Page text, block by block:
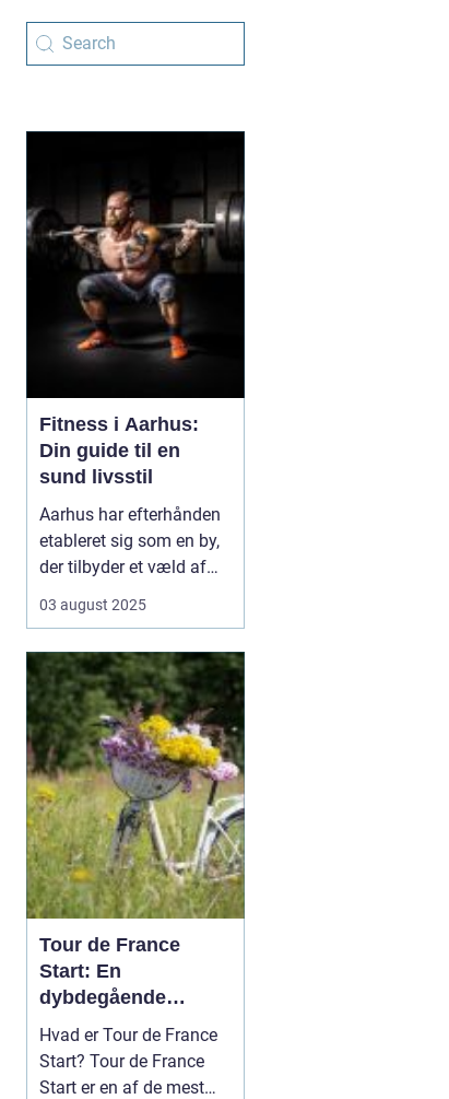
Fitness i Aarhus:
Din guide til en
sund livsstil
Aarhus har efterhånden
etableret sig som en by,
der tilbyder et væld af
fitness og sundhed.
fitnesscentre og
træningstilbud gør det
nemt for enhver at finde
den rette måde at
træne...
03 august 2025
Tour de France
Start: En
dybdegående
introduktion til
verdens mest
berømte cykelløb
Hvad er Tour de France
Start? Tour de France
Start er en af de mest